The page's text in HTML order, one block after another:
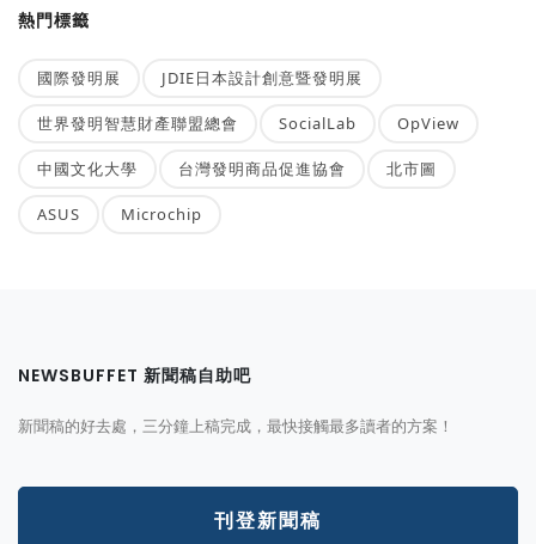
熱門標籤
國際發明展 JDIE日本設計創意暨發明展
世界發明智慧財產聯盟總會 SocialLab OpView
中國文化大學 台灣發明商品促進協會 北市圖
ASUS Microchip
NEWSBUFFET 新聞稿自助吧
新聞稿的好去處，三分鐘上稿完成，最快接觸最多讀者的方案！
刊登新聞稿